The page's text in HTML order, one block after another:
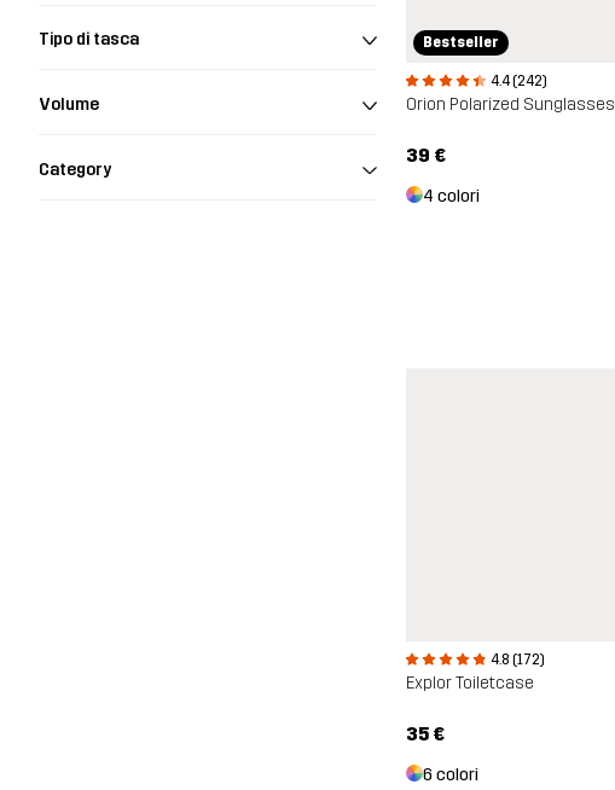
Tipo di tasca
Volume
Category
Bestseller
4.4 (242)
Orion Polarized Sunglasses
39 €
4 colori
4.8 (172)
Explor Toiletcase
35 €
6 colori